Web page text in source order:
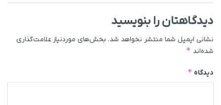
دیدگاهتان را بنویسید
نشانی ایمیل شما منتشر نخواهد شد. بخش‌های موردنیاز علامت‌گذاری
شده‌اند *
دیدگاه*